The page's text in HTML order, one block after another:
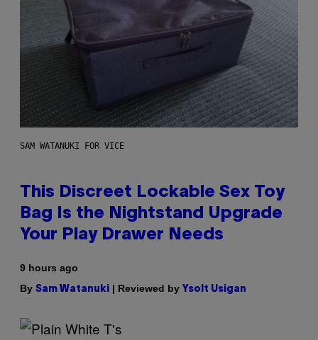
SAM WATANUKI FOR VICE
This Discreet Lockable Sex Toy
Bag Is the Nightstand Upgrade
Your Play Drawer Needs
9 hours ago
By Sam Watanuki | Reviewed by Ysolt Usigan